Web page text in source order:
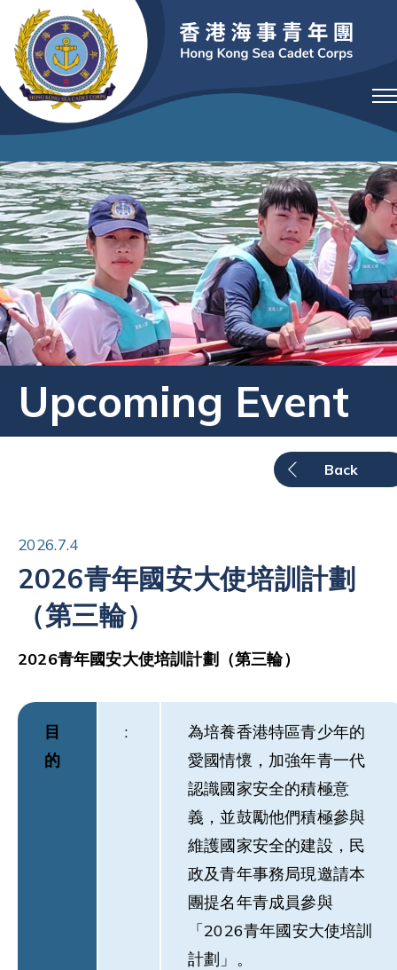
Upcoming Event
Back
2026.7.4
2026青年國安大使培訓計劃
（第三輪）
2026青年國安大使培訓計劃（第三輪）
目
的
:
為培養香港特區青少年的
愛國情懷，加強年青一代
認識國家安全的積極意
義，並鼓勵他們積極參與
維護國家安全的建設，民
政及青年事務局現邀請本
團提名年青成員參與
「2026青年國安大使培訓
計劃」。